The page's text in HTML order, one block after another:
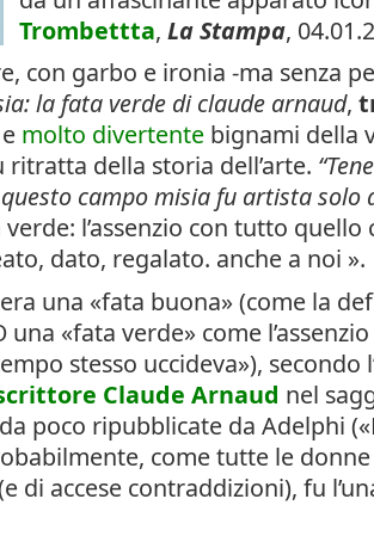
Trombettta, La Stampa,
con garbo e ironia -ma senza
la fata verde di claude arnaud,
e molto divertente bignami della
ritratta della storia dell’arte.
campo misia fu artista solo
l’assenzio con tutto quello
dato, regalato. anche a noi ».
una «fata buona» (come la
una «fata verde» come
stesso uccideva»), secondo
Claude Arnaud nel
poco ripubblicate da Adelphi
come tutte le
di accese contraddizioni), fu